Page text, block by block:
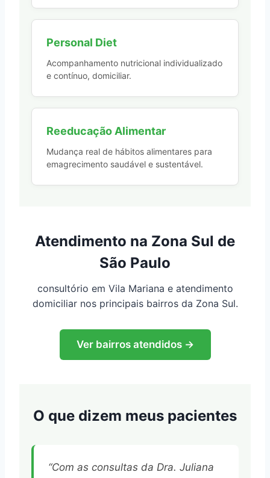
Personal Diet
Acompanhamento nutricional individualizado
e contínuo, domiciliar.
Reeducação Alimentar
Mudança real de hábitos alimentares para
emagrecimento saudável e sustentável.
Atendimento na Zona Sul de
São Paulo
consultório em Vila Mariana e atendimento
domiciliar nos principais bairros da Zona Sul.
Ver bairros atendidos →
O que dizem meus pacientes
“Com as consultas da Dra. Juliana